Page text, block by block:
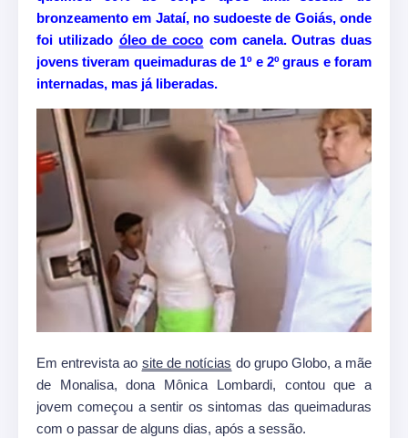
bronzeamento em Jataí, no sudoeste de Goiás, onde
foi utilizado óleo de coco com canela. Outras duas
jovens tiveram queimaduras de 1º e 2º graus e foram
internadas, mas já liberadas.
Em entrevista ao site de notícias do grupo Globo, a mãe
de Monalisa, dona Mônica Lombardi, contou que a
jovem começou a sentir os sintomas das queimaduras
com o passar de alguns dias, após a sessão.